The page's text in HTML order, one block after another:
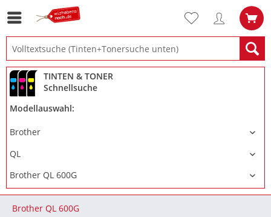
TINTEN & TONER
Schnellsuche
Modellauswahl:
Brother QL 600G